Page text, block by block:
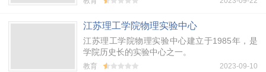
人才日益增长的需求，与南京美亚教育投资有限
公司合作!
江苏理工学院物理实验中心
江苏理工学院物理实验中心建立于1985年，是
学院历史长的实验中心之一。
教育 2023-09-10